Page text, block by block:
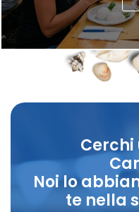
Noi lo
te nella